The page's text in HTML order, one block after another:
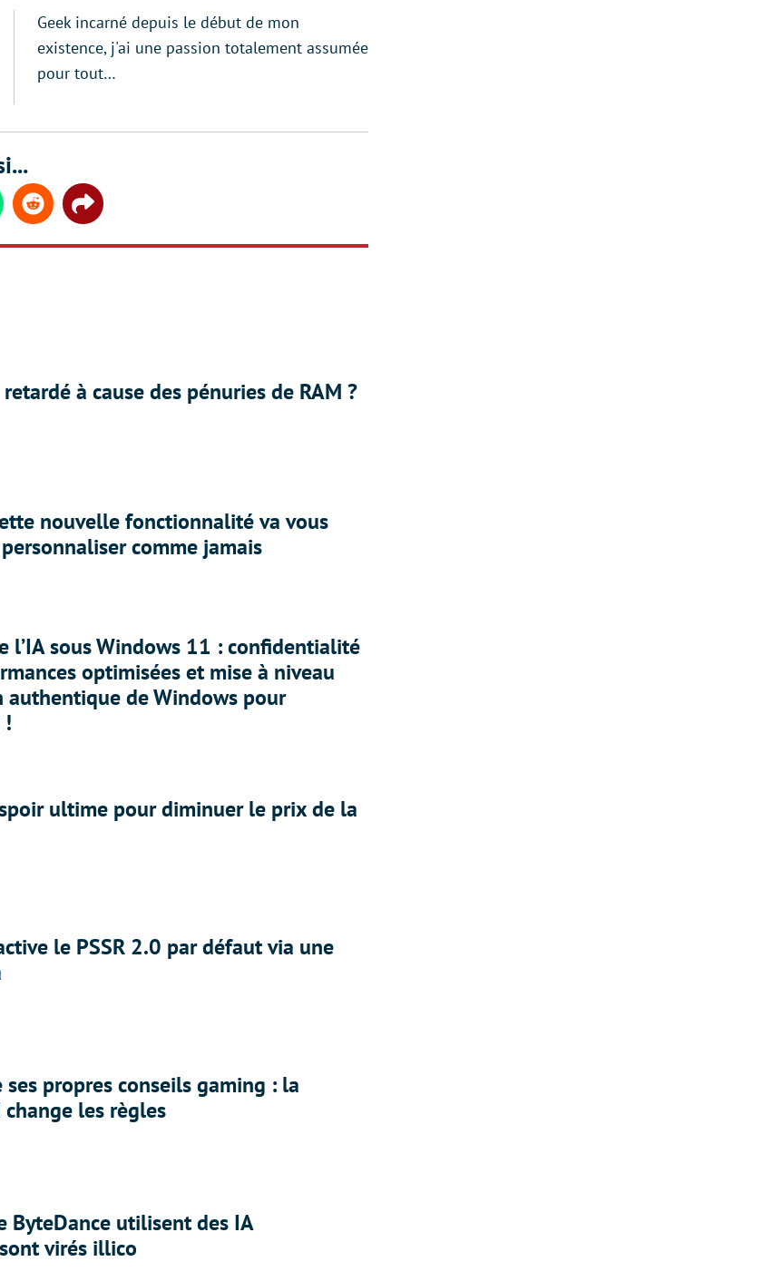
Geek incarné depuis le début de mon
existence, j'ai une passion totalement assumée
pour tout…
Reddit Share
à cause des pénuries de RAM ?
nouvelle fonctionnalité va vous
comme jamais
l’IA sous Windows 11 : confidentialité
optimisées et mise à niveau
authentique de Windows pour
!
ultime pour diminuer le prix de la
le PSSR 2.0 par défaut via une
propres conseils gaming : la
les règles
ByteDance utilisent des IA
virés illico